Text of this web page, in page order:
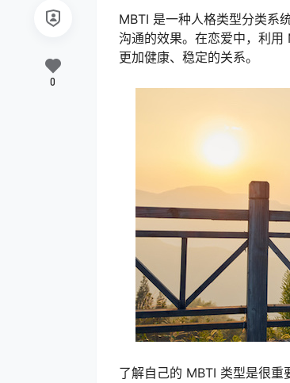
MBTI 是一种人格类型分类系
沟通的效果。在恋爱中，利
更加健康、稳定的关系。
了解自己的 MBTI 类型是很
0